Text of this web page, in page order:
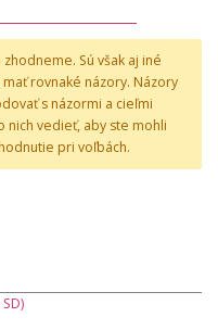
Sú však aj iné
rovnaké názory. Názory
s názormi a cieľmi
nich vedieť, aby ste mohli
pri voľbách.